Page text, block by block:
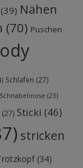
(39) Nähen
(70) Puschen
Schlafen (27)
Schnabelinose (23)
(27) Sticki (46)
stricken
(34)